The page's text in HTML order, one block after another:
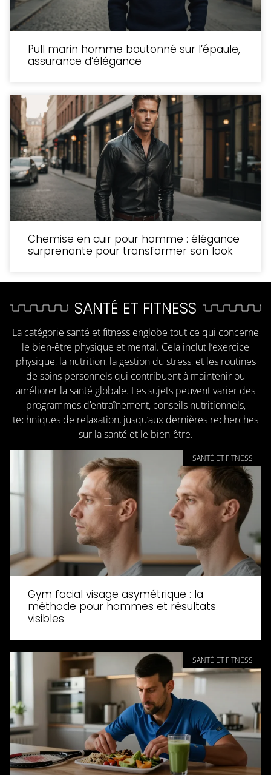
Pull marin homme boutonné sur l’épaule,
assurance d’élégance
Chemise en cuir pour homme : élégance
surprenante pour transformer son look
SANTÉ ET FITNESS
La catégorie santé et fitness englobe tout ce qui concerne
le bien-être physique et mental. Cela inclut l’exercice
physique, la nutrition, la gestion du stress, et les routines
de soins personnels qui contribuent à maintenir ou
améliorer la santé globale. Les sujets peuvent varier des
programmes d’entraînement, conseils nutritionnels,
techniques de relaxation, jusqu’aux dernières recherches
sur la santé et le bien-être.
SANTÉ ET FITNESS
Gym facial visage asymétrique : la
méthode pour hommes et résultats
visibles
SANTÉ ET FITNESS